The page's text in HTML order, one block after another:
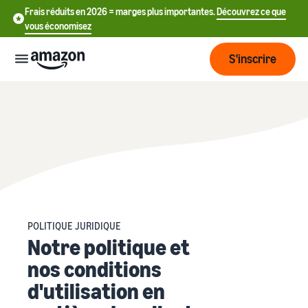
Frais réduits en 2026 = marges plus importantes.Découvrez ce que
vous économisez
Introduction à la vente
Comment devenir un
vendeur Amazon
Créez votre compte
vendeur
de la
logistique
Expédié par Amazon
Externalisez la gestion des
Touchez
plus de
clients
Tarification
Connaître
Apprendre
English
S'inscrire
POLITIQUE JURIDIQUE
Notre politique et
nos conditions
d'utilisation en